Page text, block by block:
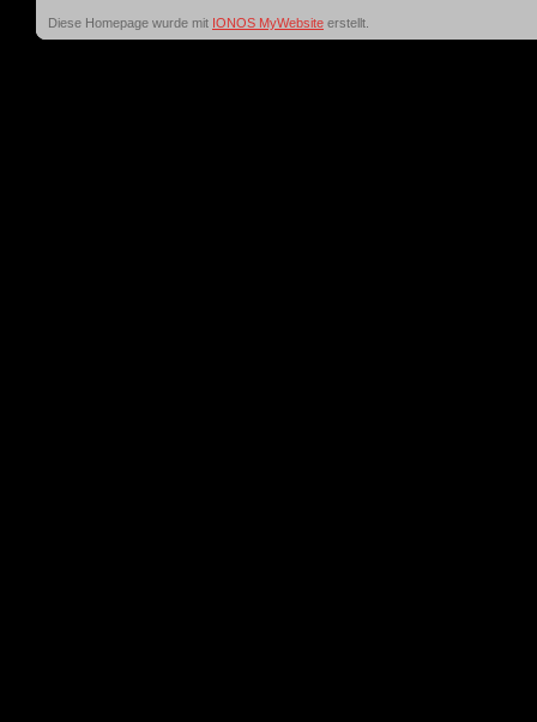
Diese Homepage wurde mit IONOS MyWebsite erstellt.